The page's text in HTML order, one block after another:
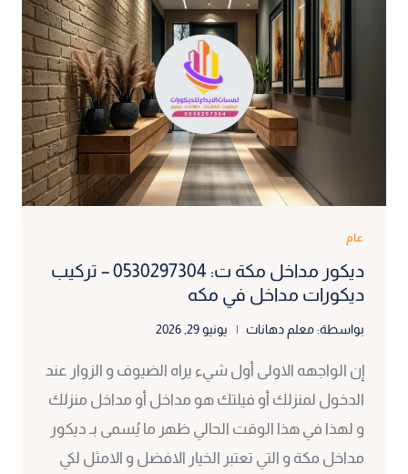
عام
ديكور مداخل مكة ت: 0530297304 – تركيب
ديكورات مداخل في مكه
بواسطة: معلم دهانات يونيو 29, 2026
إن الواجهه الاولى أول شيء يراه الضيوف و الزوار عند
الدخول لمنزلك أو فيلتك هو مداخل أو مداخل منزلك
و لهذا في هذا الوقت الحالي ظهر ما يُسمى بـ ديكور
مداخل مكة و التي تعتبر الخيار الافضل و الامثل لكي